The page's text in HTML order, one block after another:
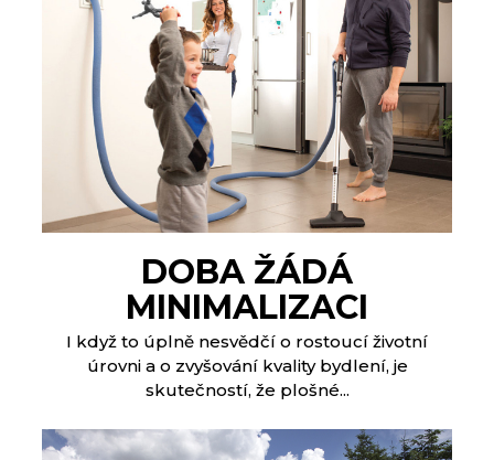
DOBA ŽÁDÁ
MINIMALIZACI
I když to úplně nesvědčí o rostoucí životní
úrovni a o zvyšování kvality bydlení, je
skutečností, že plošné...